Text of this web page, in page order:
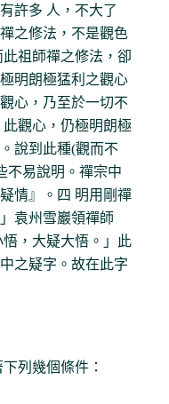
許多 人，不大了
之修法，不是觀色
祖師禪之修法，卻
明朗極猛利之觀心
心，乃至於一切不
觀心，仍極明朗極
說到此種(觀而不
不易說明。禪宗中
情』。四 明用剛禪
袁州雪巖領禪師
，大疑大悟。」此
之疑字。故在此字
列幾個條件：